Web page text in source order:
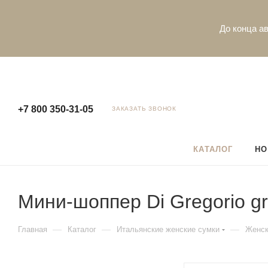
До конца
+7 800 350-31-05 ЗАКАЗАТЬ ЗВОНОК
КАТАЛОГ
Мини-шоппер Di Gregorio
Главная — Каталог — Итальянские женские сумки —